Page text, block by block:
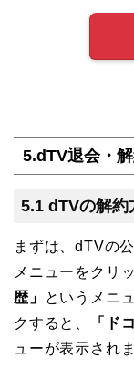
5.dTV退会・
5.1 dTVの解約
まずは、dTVの
メニューをクリ
歴」
というメニ
クすると、
「ド
ューが表示されま